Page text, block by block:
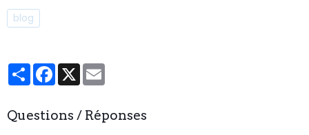
blog
PartagerFacebook
X
Questions / Réponses